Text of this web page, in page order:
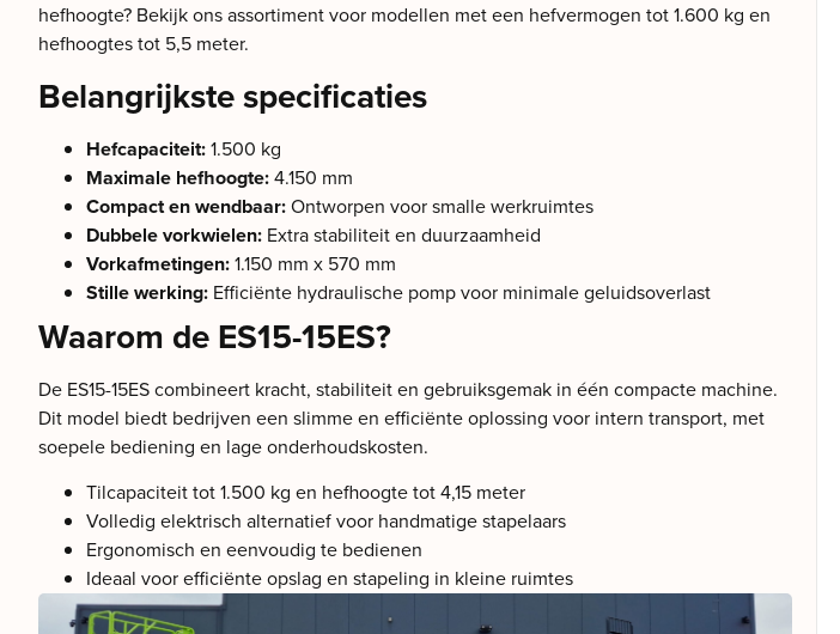
hefhoogte? Bekijk ons assortiment voor modellen met een hefvermogen tot 1.600 kg en
hefhoogtes tot 5,5 meter.
Belangrijkste specificaties
Hefcapaciteit:1.500 kg
Maximale hefhoogte:4.150 mm
Compact en wendbaar:Ontworpen voor smalle werkruimtes
Dubbele vorkwielen: Extra stabiliteit en duurzaamheid
Vorkafmetingen:1.150 mm x 570 mm
Stille werking: Efficiënte hydraulische pomp voor minimale geluidsoverlast
Waarom de ES15-15ES?
De ES15-15ES combineert kracht, stabiliteit en gebruiksgemak in één compacte machine.
Dit model biedt bedrijven een slimme en efficiënte oplossing voor intern transport, met
soepele bediening en lage onderhoudskosten.
Tilcapaciteit tot 1.500 kg en hefhoogte tot 4,15 meter
Volledig elektrisch alternatief voor handmatige stapelaars
Ergonomisch en eenvoudig te bedienen
Ideaal voor efficiënte opslag en stapeling in kleine ruimtes